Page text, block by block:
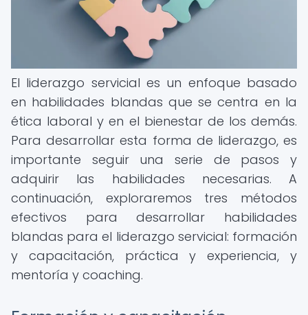
El liderazgo servicial es un enfoque basado
en habilidades blandas que se centra en la
ética laboral y en el bienestar de los demás.
Para desarrollar esta forma de liderazgo, es
importante seguir una serie de pasos y
adquirir las habilidades necesarias. A
continuación, exploraremos tres métodos
efectivos para desarrollar habilidades
blandas para el liderazgo servicial: formación
y capacitación, práctica y experiencia, y
mentoría y coaching.